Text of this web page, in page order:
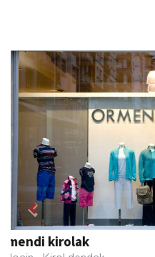
Joseba altzariak
Previous